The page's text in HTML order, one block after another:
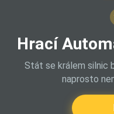
Hrací
Stát se králem silnic
naprosto